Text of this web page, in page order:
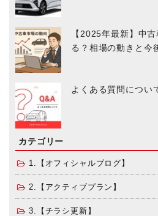
【2025年最新】中
る？相場の動きと今
よくある質問につい
カテゴリー
1.【オフィシャルブログ】
2.【アクティブプラン】
3.【チラシ更新】